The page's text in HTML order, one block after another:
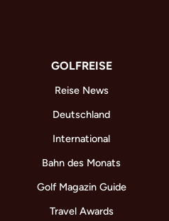
GOLFREISE
Reise News
Deutschland
International
Bahn des Monats
Golf Magazin Guide
Travel Awards